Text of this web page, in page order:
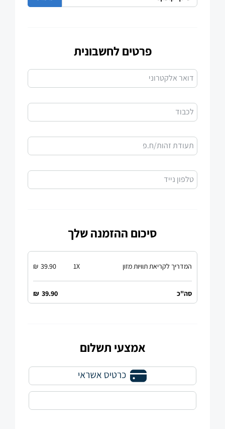
פרטים לחשבונית
דואר אלקטרוני
לכבוד
תעודת זהות/ח.פ
טלפון נייד
סיכום ההזמנה שלך
המדריך לקריאת תוויות מזון X
1
39.90
₪
סה"כ 39.90
₪
אמצעי תשלום